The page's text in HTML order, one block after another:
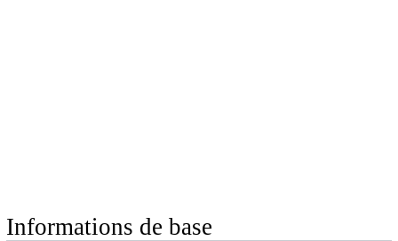
Informations de base